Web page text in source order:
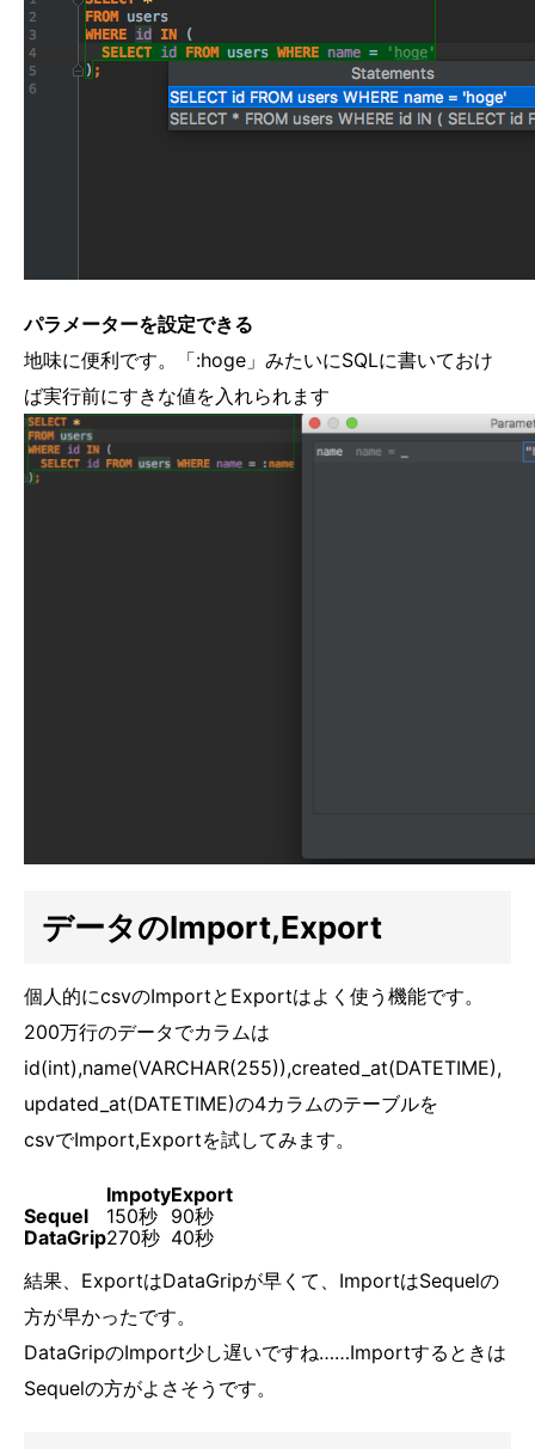
パラメーターを設定できる
地味に便利です。「:hoge」みたいにSQLに書いておけ
ば実行前にすきな値を入れられます
データのImport,Export
個人的にcsvのImportとExportはよく使う機能です。
200万行のデータでカラムは
id(int),name(VARCHAR(255)),created_at(DATETIME),
updated_at(DATETIME)の4カラムのテーブルを
csvでImport,Exportを試してみます。
ImpotyExport
Sequel
150秒 90秒
DataGrip270秒 40秒
結果、ExportはDataGripが早くて、ImportはSequelの
方が早かったです。
DataGripのImport少し遅いですね……Importするときは
Sequelの方がよさそうです。